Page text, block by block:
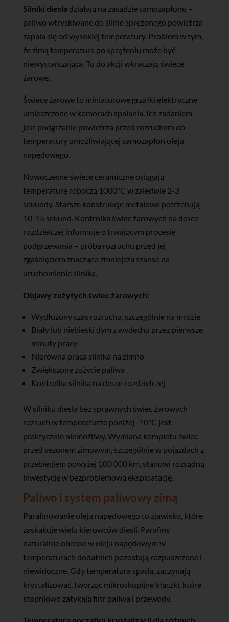
Silniki diesladziałają na zasadzie samozapłonu –
paliwo wtryskiwane do silnie sprężonego powietrza
zapala się od wysokiej temperatury. Problem w tym,
że zimą temperatura po sprężeniu może być
niewystarczająca. Tu do akcji wkraczają świece
żarowe.
Świece żarowe to miniaturowe grzałki elektryczne
umieszczone w komorach spalania. Ich zadaniem
jest podgrzanie powietrza przed rozruchem do
temperatury umożliwiającej samozapłon oleju
napędowego.
Nowoczesne świece ceramiczne osiągają
temperaturę roboczą 1000°C w zaledwie 2-3
sekundy. Starsze konstrukcje metalowe potrzebują
10-15 sekund. Kontrolka świec żarowych na desce
rozdzielczej informuje o trwającym procesie
podgrzewania – próba rozruchu przed jej
zgaśnięciem znacząco zmniejsza szanse na
uruchomienie silnika.
Objawy zużytych świec żarowych:
Wydłużony czas rozruchu, szczególnie na mrozie
Biały lub niebieski dym z wydechu przez pierwsze
minuty pracy
Nierówna praca silnika na zimno
Zwiększone zużycie paliwa
Kontrolka silnika na desce rozdzielczej
W silniku diesla bez sprawnych świec żarowych
rozruch w temperaturze poniżej -10°C jest
praktycznie niemożliwy. Wymiana kompletu świec
przed sezonem zimowym, szczególnie w pojazdach z
przebiegiem powyżej 100 000 km, stanowi rozsądną
inwestycję w bezproblemową eksploatację.
Paliwo i system paliwowy zimą
Parafinowanie oleju napędowego to zjawisko, które
zaskakuje wielu kierowców diesli. Parafiny
naturalnie obecne w oleju napędowym w
temperaturach dodatnich pozostają rozpuszczone i
niewidoczne. Gdy temperatura spada, zaczynają
krystalizować, tworząc mikroskopijne kłaczki, które
stopniowo zatykają filtr paliwa i przewody.
Temperatura początku krystalizacji dla różnych